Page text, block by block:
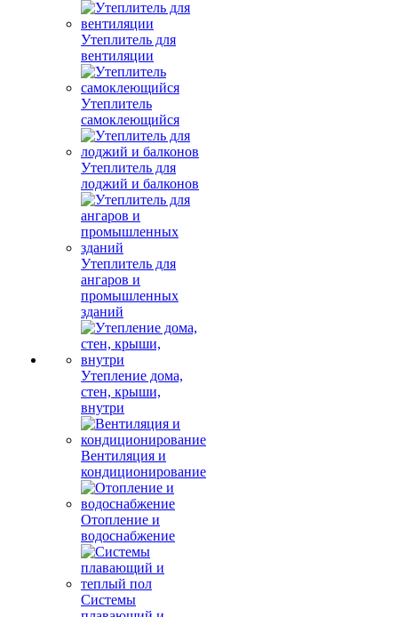
Утеплитель для
вентиляции
Утеплитель
самоклеющийся
Утеплитель для
лоджий и балконов
Утеплитель для
ангаров и
промышленных
зданий
Утепление дома,
стен, крыши,
внутри
Вентиляция и
кондиционирование
Отопление и
водоснабжение
Системы